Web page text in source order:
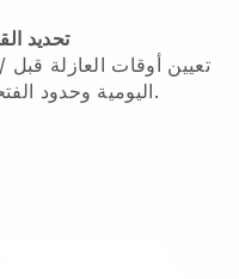
تحديد
تعيين أوقات العازلة
اليومية وحدود الفتحات والإشعار الأدنى للحجز.